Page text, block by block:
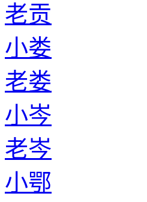
老贡
小娄
老娄
小岑
老岑
小鄂